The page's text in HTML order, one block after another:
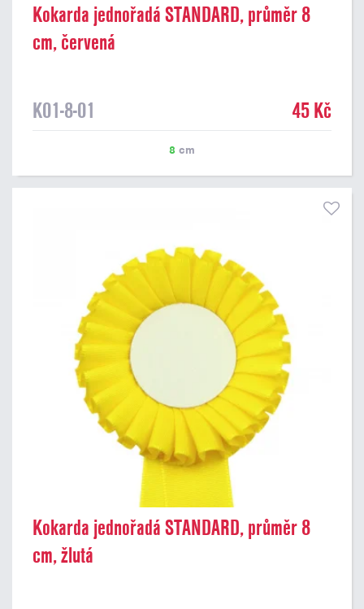
Kokarda jednořadá STANDARD, průměr 8
cm, červená
K01-8-01 45 Kč
8 cm
Kokarda jednořadá STANDARD, průměr 8
cm, žlutá